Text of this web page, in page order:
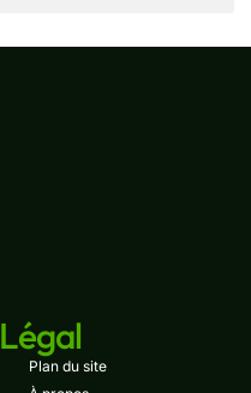
Légal
Plan du site